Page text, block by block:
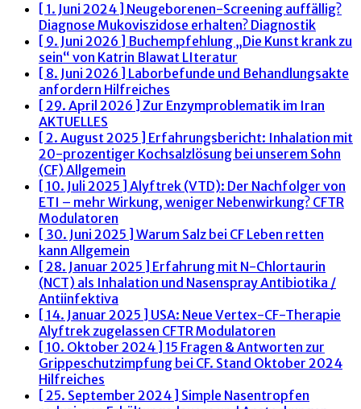
[ 1. Juni 2024 ] Neugeborenen-Screening auffällig?
Diagnose Mukoviszidose erhalten? Diagnostik
[ 9. Juni 2026 ] Buchempfehlung „Die Kunst krank zu
sein“ von Katrin Blawat LIteratur
[ 8. Juni 2026 ] Laborbefunde und Behandlungsakte
anfordern Hilfreiches
[ 29. April 2026 ] Zur Enzymproblematik im Iran
AKTUELLES
[ 2. August 2025 ] Erfahrungsbericht: Inhalation mit
20-prozentiger Kochsalzlösung bei unserem Sohn
(CF) Allgemein
[ 10. Juli 2025 ] Alyftrek (VTD): Der Nachfolger von
ETI – mehr Wirkung, weniger Nebenwirkung? CFTR
Modulatoren
[ 30. Juni 2025 ] Warum Salz bei CF Leben retten
kann Allgemein
[ 28. Januar 2025 ] Erfahrung mit N-Chlortaurin
(NCT) als Inhalation und NasensprayAntibiotika /
Antiinfektiva
[ 14. Januar 2025 ] USA: Neue Vertex-CF-Therapie
Alyftrek zugelassen CFTR Modulatoren
[ 10. Oktober 2024 ] 15 Fragen & Antworten zur
Grippeschutzimpfung bei CF. Stand Oktober 2024
Hilfreiches
[ 25. September 2024 ] Simple Nasentropfen